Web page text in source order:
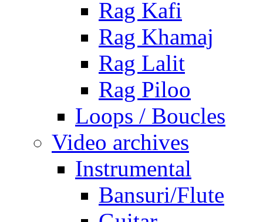
Rag Kafi
Rag Khamaj
Rag Lalit
Rag Piloo
Loops / Boucles
Video archives
Instrumental
Bansuri/Flute